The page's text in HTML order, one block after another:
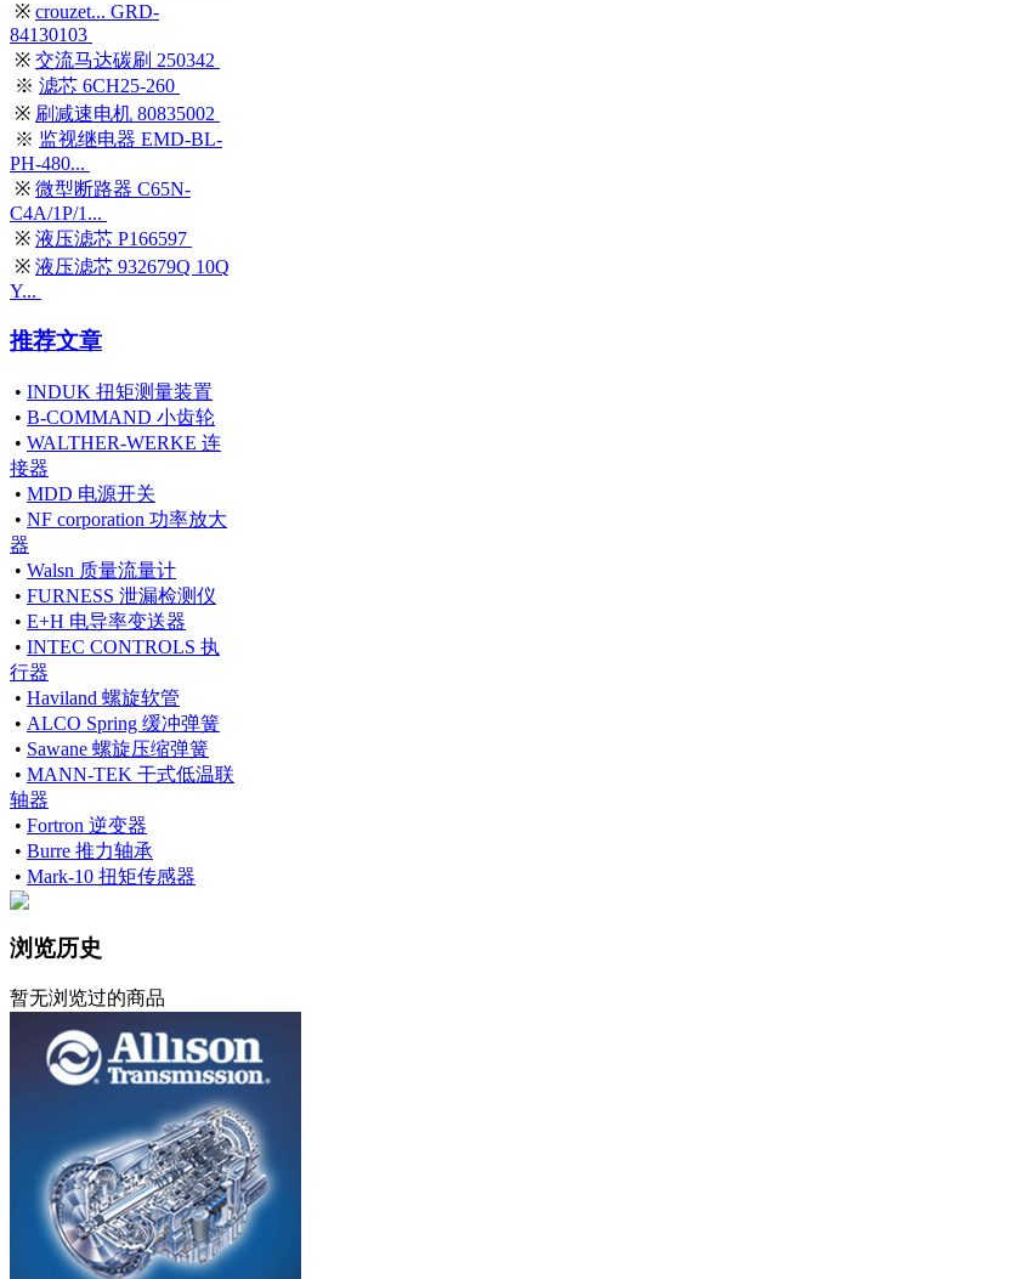
※ crouzet... GRD-
84130103
※ 交流马达碳刷 250342
※ 滤芯 6CH25-260
※ 刷减速电机 80835002
※ 监视继电器 EMD-BL-
PH-480...
※ 微型断路器 C65N-
C4A/1P/1...
※ 液压滤芯 P166597
※ 液压滤芯 932679Q 10Q
Y...
推荐文章
• INDUK 扭矩测量装置
• B-COMMAND 小齿轮
• WALTHER-WERKE 连
接器
• MDD 电源开关
• NF corporation 功率放大
器
• Walsn 质量流量计
• FURNESS 泄漏检测仪
• E+H 电导率变送器
• INTEC CONTROLS 执
行器
• Haviland 螺旋软管
• ALCO Spring 缓冲弹簧
• Sawane 螺旋压缩弹簧
• MANN-TEK 干式低温联
轴器
• Fortron 逆变器
• Burre 推力轴承
• Mark-10 扭矩传感器
浏览历史
暂无浏览过的商品